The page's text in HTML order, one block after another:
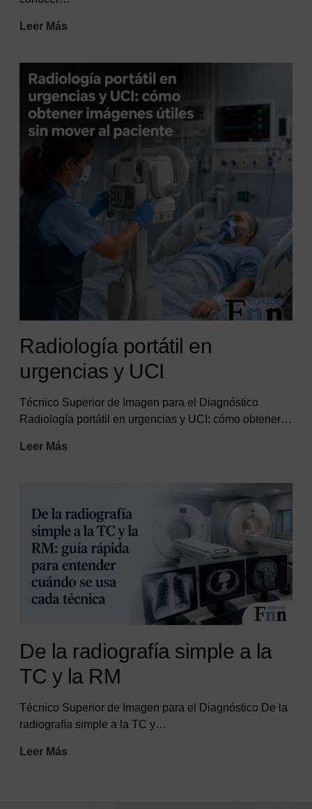
Leer Más
por
imagen
Radiología portátil en
urgencias y UCI
Técnico Superior de Imagen para el Diagnóstico
Radiología portátil en urgencias y UCI: cómo obtener…
Leer Más
y
UCI
De la radiografía simple a la
TC y la RM
Técnico Superior de Imagen para el Diagnóstico De la
radiografía simple a la TC y…
Leer Más